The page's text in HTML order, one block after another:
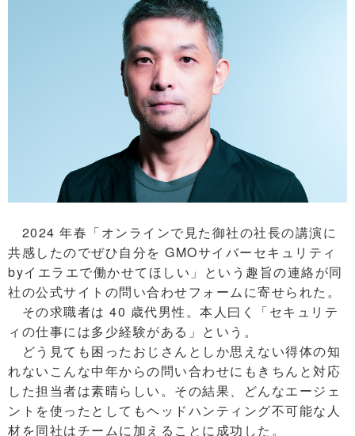
2024 年春「オンラインで見た御社の社長の講演に
共感したのでぜひ自分を GMOサイバーセキュリティ
byイエラエで働かせてほしい」という趣旨の連絡が同
社の公式サイトの問い合わせフォームに寄せられた。
その求職者は 40 歳代男性。本人曰く「セキュリテ
ィの仕事には多少経験がある」という。
どう見ても困ったおじさんとしか思えない得体の知
れないこんな中年からの問い合わせにもきちんと対応
した担当者は素晴らしい。その結果、どんなエージェ
ントを使ったとしてもヘッドハンティング不可能な人
材を同社はチームに加えることに成功した。